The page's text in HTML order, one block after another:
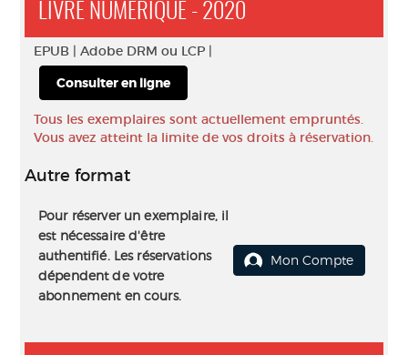
LIVRE NUMÉRIQUE - 2020
EPUB | Adobe DRM ou LCP |
Consulter en ligne
Tous les exemplaires sont actuellement empruntés.
Vous avez atteint la limite de vos droits à réservation.
Autre format
Pour réserver un exemplaire, il
est nécessaire d'être
authentifié. Les réservations
dépendent de votre
abonnement en cours.
Mon Compte